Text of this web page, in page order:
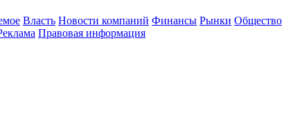
Власть Новости компаний Финансы Рынки Общество
Правовая информация